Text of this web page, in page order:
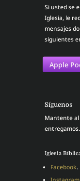
Si usted se
Iglesia, le
mensajes
siguientes
Apple
Síguenos
Mantente al
entregamos.
Iglesia
Facebook.